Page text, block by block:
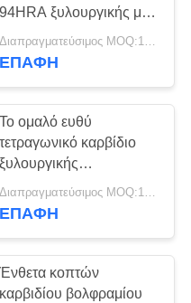
περνά
22
94HRA ξυλουργικής με
το μακράς διαρκείας
χρόνο
ΕΠΑΦΉ
Το ομαλό ευθύ
τετραγωνικό καρβίδιο
ξυλουργικής
παρεμβάλλει το
καταχωρήσιμο
Διαπραγματεύσιμος MOQ:100pcs
ΕΠΑΦΉ
Ένθετα κοπτών
καρβιδίου βολφραμίου